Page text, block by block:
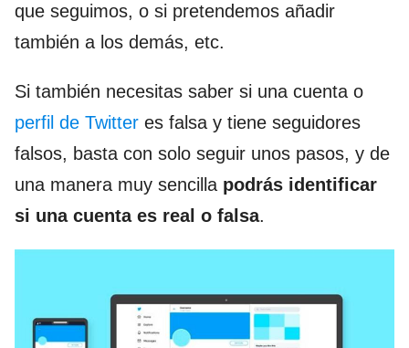
que seguimos, o si pretendemos añadir
también a los demás, etc.
Si también necesitas saber si una cuenta o
perfil de Twitter es falsa y tiene seguidores
falsos, basta con solo seguir unos pasos, y de
una manera muy sencilla podrás identificar
si una cuenta es real o falsa.